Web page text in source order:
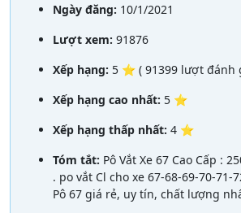
Ngày đăng: 10/1/2021
Lượt xem: 91876
Xếp hạng: 5 ⭐ ( 91399 lượt đánh
Xếp hạng cao nhất: 5 ⭐
Xếp hạng thấp nhất: 4 ⭐
Tóm tắt: Pô Vắt Xe 67 Cao Cấp :
. po vắt Cl cho xe 67-68-69-70-71-
Pô 67 giá rẻ, uy tín, chất lượng